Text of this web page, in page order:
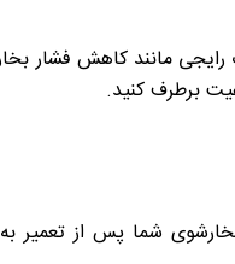
مانند کاهش فشار
برطرف کنید.
شما پس از تعمیر